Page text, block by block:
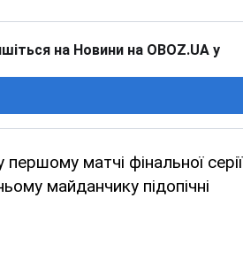
на Новини на OBOZ.UA у
матчі фінальної серії
майданчику підопічні